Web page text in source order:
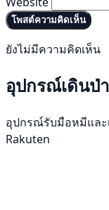
โพสต์ความคิดเห็น
ยังไม่มีความคิดเห็น
อุปกรณ์เดินป่
อุปกรณ์รับมือหมีและ
Rakuten